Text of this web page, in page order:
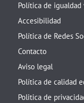
Política de igualdad
Accesibilidad
Política de Redes
Contacto
Aviso legal
Política de calidad
Politica de